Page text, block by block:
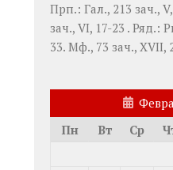
Прп.: Гал., 213 зач.,
зач., VI, 17-23 . Ряд.:
33. Мф., 73 зач., XVII,
Пн
Вт Ср